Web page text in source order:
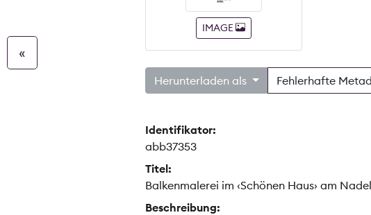
IMAGE
Herunterladen als Fehlerhafte
Identifikator:
abb37353
Titel:
Balkenmalerei im ‹Schönen Haus› am
Beschreibung:
«